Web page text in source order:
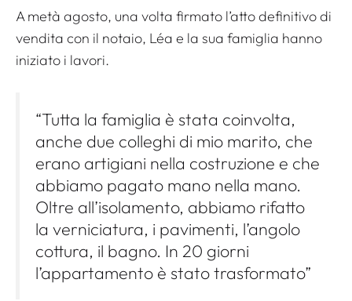
A metà agosto, una volta firmato l’atto definitivo di
vendita con il notaio, Léa e la sua famiglia hanno
iniziato i lavori.
“Tutta la famiglia è stata coinvolta,
anche due colleghi di mio marito, che
erano artigiani nella costruzione e che
abbiamo pagato mano nella mano.
Oltre all’isolamento, abbiamo rifatto
la verniciatura, i pavimenti, l’angolo
cottura, il bagno. In 20 giorni
l’appartamento è stato trasformato”